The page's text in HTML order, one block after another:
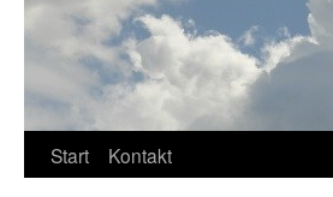
Start Kontakt